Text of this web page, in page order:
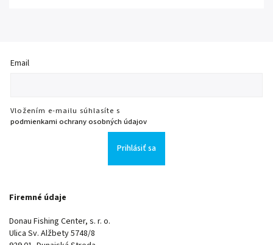
Email
Vložením e-mailu súhlasíte s
podmienkami ochrany osobných údajov
Prihlásiť sa
Firemné údaje
Donau Fishing Center, s. r. o.
Ulica Sv. Alžbety 5748/8